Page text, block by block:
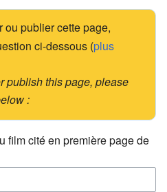
ou publier cette page,
ci-dessous (plus
publish this page, please
:
film cité en première page de